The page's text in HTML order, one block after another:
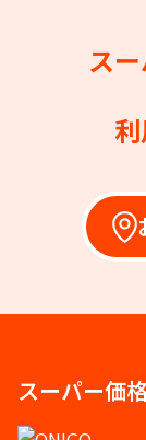
ス
スーパー価